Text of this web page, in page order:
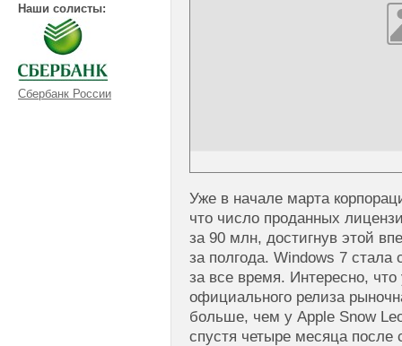
Наши солисты:
Сбербанк России
Уже в начале марта
что число проданных
за 90 млн, достигнув этой
за полгода. Windows 7
за все время. Интересно,
официального релиза
больше, чем у Apple Snow
спустя четыре месяца после